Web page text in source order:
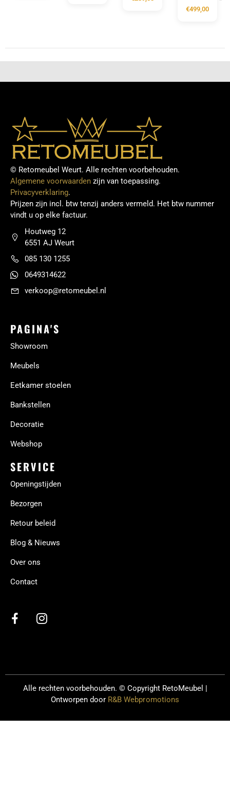
€499,00
© Retomeubel Weurt. Alle rechten voorbehouden.
Algemene voorwaarden zijn van toepassing.
Privacyverklaring.
Prijzen zijn incl. btw tenzij anders vermeld. Het btw nummer
vindt u op elke factuur.
Houtweg 12
6551 AJ Weurt
085 130 1255
0649314622
verkoop@retomeubel.nl
PAGINA'S
Showroom
Meubels
Eetkamer stoelen
Bankstellen
Decoratie
Webshop
SERVICE
Openingstijden
Bezorgen
Retour beleid
Blog & Nieuws
Over ons
Contact
Alle rechten voorbehouden. © Copyright RetoMeubel |
Ontworpen door R&B Webpromotions